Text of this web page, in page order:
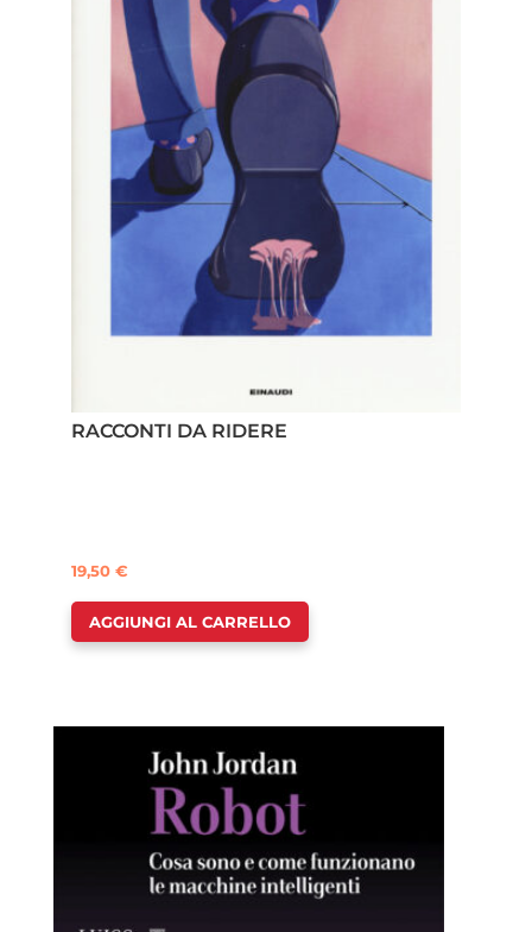
RACCONTI DA RIDERE
19,50 €
AGGIUNGI AL CARRELLO